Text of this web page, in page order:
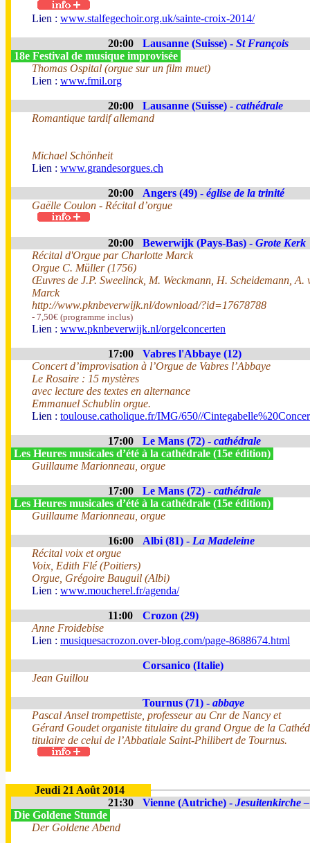
Lien : www.stalfegechoir.org.uk/sainte-croix-2014/
20:00 Lausanne (Suisse) - St François
18e Festival de musique improvisée
Thomas Ospital (orgue sur un film muet)
Lien : www.fmil.org
20:00 Lausanne (Suisse) - cathédrale
Romantique tardif allemand
Michael Schönheit
Lien : www.grandesorgues.ch
20:00 Angers (49) - église de la trinité
Gaëlle Coulon - Récital d’orgue
20:00 Bewerwijk (Pays-Bas) - Grote Kerk
Récital d'Orgue par Charlotte Marck
Orgue C. Müller (1756)
Œuvres de J.P. Sweelinck, M. Weckmann, H. Scheidemann,
Marck
http://www.pknbeverwijk.nl/download/?id=17678788
- 7,50€ (programme inclus)
Lien : www.pknbeverwijk.nl/orgelconcerten
17:00
Vabres l'Abbaye (12)
Concert d’improvisation à l’Orgue de Vabres l’Abbaye
Le Rosaire : 15 mystères
avec lecture des textes en alternance
Emmanuel Schublin orgue.
Lien : toulouse.catholique.fr/IMG/650//
17:00 Le Mans (72) - cathédrale
Les Heures musicales d’été à la cathédrale (15e édition)
Guillaume Marionneau, orgue
17:00 Le Mans (72) - cathédrale
Les Heures musicales d’été à la cathédrale (15e édition)
Guillaume Marionneau, orgue
16:00 Albi (81) - La Madeleine
Récital voix et orgue
Voix, Edith Flé (Poitiers)
Orgue, Grégoire Bauguil (Albi)
Lien : www.moucherel.fr/agenda/
11:00
Crozon (29)
Anne Froidebise
Lien : musiquesacrozon.over-blog.com/page-8688674.html
Corsanico (Italie)
Jean Guillou
Tournus (71) - abbaye
Pascal Ansel trompettiste, professeur au Cnr de Nancy et
Gérard Goudet organiste titulaire du grand Orgue de la
titulaire de celui de l’Abbatiale Saint-Philibert de Tournus.
Jeudi 21 Août 2014
21:30
Vienne (Autriche) - Jesuitenkirche
Die Goldene Stunde
Der Goldene Abend